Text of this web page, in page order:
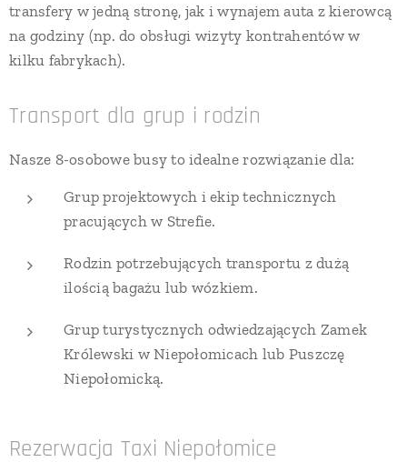
transfery w jedną stronę, jak i wynajem auta z kierowcą
na godziny (np. do obsługi wizyty kontrahentów w
kilku fabrykach).
Transport dla grup i rodzin
Nasze 8-osobowe busy to idealne rozwiązanie dla:
Grup projektowych i ekip technicznych
pracujących w Strefie.
Rodzin potrzebujących transportu z dużą
ilością bagażu lub wózkiem.
Grup turystycznych odwiedzających Zamek
Królewski w Niepołomicach lub Puszczę
Niepołomicką.
Rezerwacja Taxi Niepołomice